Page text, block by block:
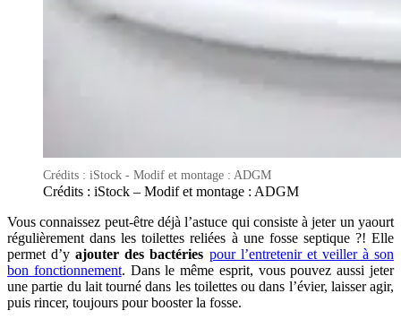
Crédits : iStock - Modif et montage : ADGM
Crédits : iStock – Modif et montage : ADGM
Vous connaissez peut-être déjà l’astuce qui consiste à jeter un yaourt
régulièrement dans les toilettes reliées à une fosse septique ?! Elle
permet d’yajouter des bactéries pour l’entretenir et veiller à son
bon fonctionnement. Dans le même esprit, vous pouvez aussi jeter
une partie du lait tourné dans les toilettes ou dans l’évier, laisser agir,
puis rincer, toujours pour booster la fosse.